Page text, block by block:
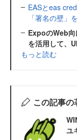
EASとeas
「署名の壁」
ExpoのWeb
を活用して、
もっと読む
この記事の
ユ